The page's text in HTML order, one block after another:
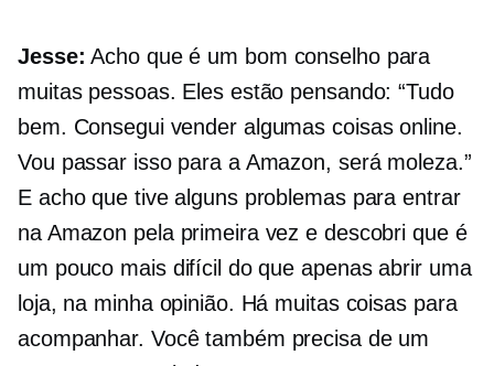
Jesse: Acho que é um bom conselho para
muitas pessoas. Eles estão pensando: “Tudo
bem. Consegui vender algumas coisas online.
Vou passar isso para a Amazon, será moleza.”
E acho que tive alguns problemas para entrar
na Amazon pela primeira vez e descobri que é
um pouco mais difícil do que apenas abrir uma
loja, na minha opinião. Há muitas coisas para
acompanhar. Você também precisa de um